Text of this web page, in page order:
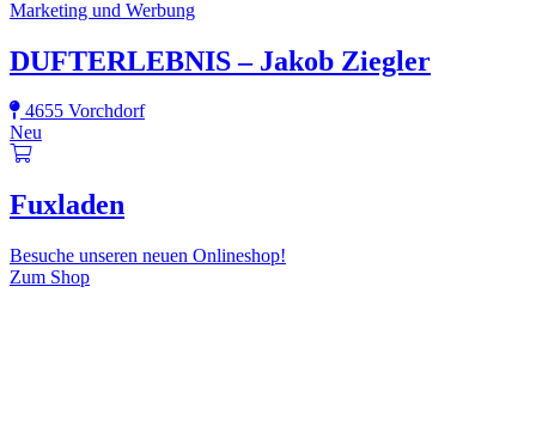
Marketing und Werbung
DUFTERLEBNIS – Jakob Ziegler
4655 Vorchdorf
Neu
Fuxladen
Besuche unseren neuen Onlineshop!
Zum Shop